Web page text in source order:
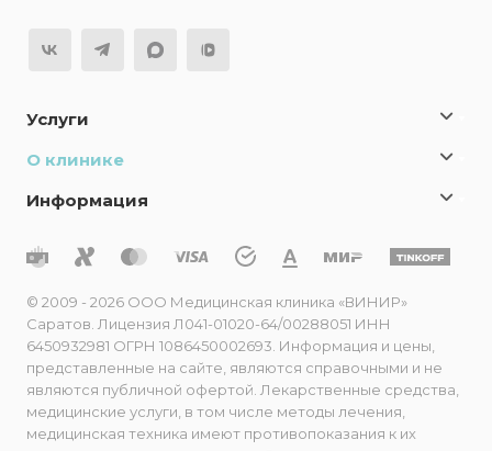
Услуги
О клинике
Информация
© 2009 - 2026 ООО Медицинская клиника «ВИНИР»
Саратов. Лицензия Л041-01020-64/00288051 ИНН
6450932981 ОГРН 1086450002693. Информация и цены,
представленные на сайте, являются справочными и не
являются публичной офертой. Лекарственные средства,
медицинские услуги, в том числе методы лечения,
медицинская техника имеют противопоказания к их